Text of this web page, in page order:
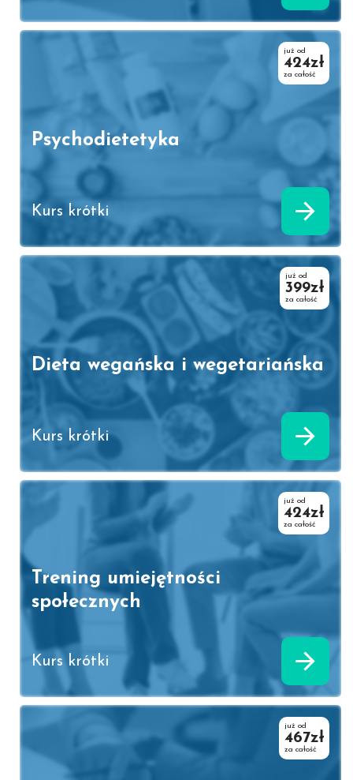
już od
424zł
za całość
Psychodietetyka
Kurs krótki
już od
399zł
za całość
Dieta wegańska i wegetariańska
Kurs krótki
już od
424zł
za całość
Trening umiejętności
społecznych
Kurs krótki
już od
467zł
za całość